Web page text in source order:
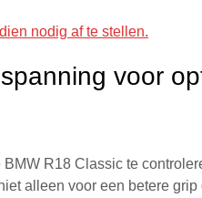
nodig af te stellen.
voor
R18 Classic te
alleen voor een betere grip